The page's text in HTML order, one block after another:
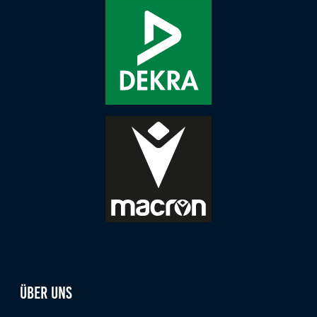
Über uns
Diese Cookies dienen zur Erhebung von Statistiken zur
Website-Nutzung.
Medien & externe Dienste
Um Inhalte von Videoplattformen und weiteren externen
YouTube